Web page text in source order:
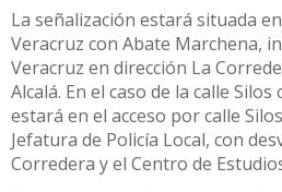
La señalización estará situada
Veracruz con Abate Marchena,
Veracruz en dirección La
Alcalá. En el caso de la calle
estará en el acceso por calle
Jefatura de Policía Local, con
Corredera y el Centro de